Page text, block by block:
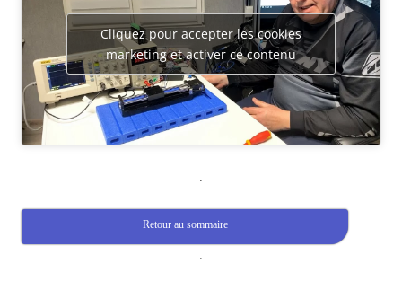
Cliquez pour accepter les cookies
marketing et activer ce contenu
.
Retour au sommaire
.